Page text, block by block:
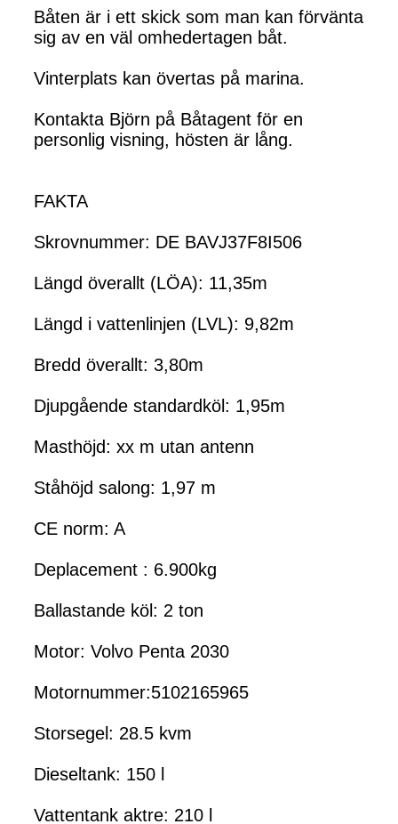
Båten är i ett skick som man kan förvänta
sig av en väl omhedertagen båt.
Vinterplats kan övertas på marina.
Kontakta Björn på Båtagent för en
personlig visning, hösten är lång.
FAKTA
Skrovnummer: DE BAVJ37F8I506
Längd överallt (LÖA): 11,35m
Längd i vattenlinjen (LVL): 9,82m
Bredd överallt: 3,80m
Djupgående standardköl: 1,95m
Masthöjd: xx m utan antenn
Ståhöjd salong: 1,97 m
CE norm: A
Deplacement : 6.900kg
Ballastande köl: 2 ton
Motor: Volvo Penta 2030
Motornummer:5102165965
Storsegel: 28.5 kvm
Dieseltank: 150 l
Vattentank aktre: 210 l